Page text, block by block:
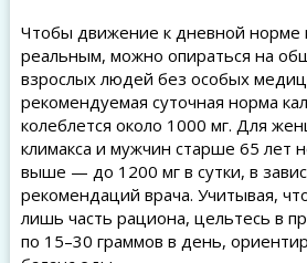
Чтобы движение к дневной норме
реальным, можно опираться на
взрослых людей без особых
рекомендуемая суточная норма
колеблется около 1000 мг. Для
климакса и мужчин старше 65 лет
выше — до 1200 мг в сутки, в
рекомендаций врача. Учитывая,
лишь часть рациона, цельтесь в
по 15–30 граммов в день,